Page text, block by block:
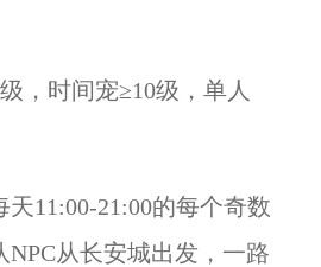
时间宠≥10级，单人
11:00-21:00的每个奇数
从长安城出发，一路